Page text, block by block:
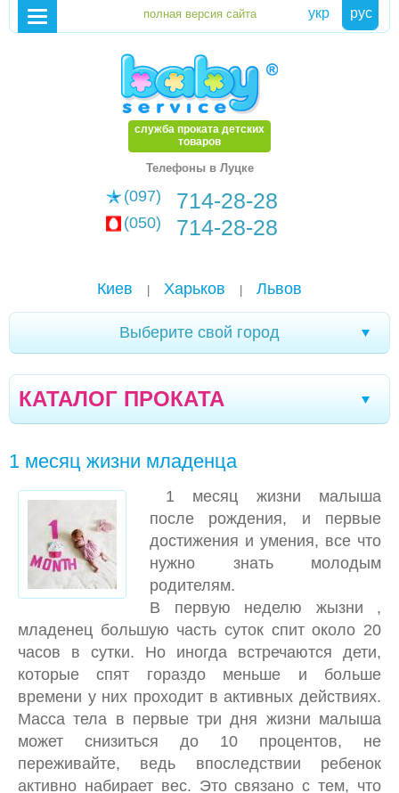
укр рус
служба проката детских
товаров
Телефоны в Луцке
(097) 714-28-28
(050) 714-28-28
Киев Харьков Львов
Выберите свой город
Мариуполь Белая Церковь Александрия
Тернополь | Ивано-Франковск
Трускавец Севастополь | Черновцы |
Кривой Рог | Ялта | Мелитополь |
Кременчуг Кишинев
Кропивницкий | Луганск |
Черкассы | Борисполь | Винница | Сумы |
Днепр Одесса | Николаев | Запорожье |
Житомир | Луцк Вараш Бровары |
Ровно
КАТАЛОГ ПРОКАТА
АВТОКРЕСЛО
КОЛЯСКИ
КРОВАТКА
МОЛОКООТСОСЫ
УКАЧИВАЮЩИЕ ЦЕНТРЫ ДЛЯ МАЛЫШЕЙ
ЭРГОРЮКЗАКИ
ХОДУНКИ, ТОЛКАТЕЛИ
КРОВАТЬ-МАНЕЖИ
МЕДИЦИНСКОЕ ОБОРУДОВАНИЕ
РАДИОНЯНЯ/ВИДЕОНЯНЯ
1 месяц жизни младенца
1 месяц жизни малыша
после рождения, и первые
достижения и умения, все что
нужно знать молодым
родителям.
В первую неделю жызни ,
младенец большую часть суток спит около 20
часов в сутки. Но иногда встречаются дети,
которые спят гораздо меньше и больше
времени у них проходит в активных действиях.
Масса тела в первые три дня жизни малыша
может снизиться до 10 процентов, не
переживайте, ведь впоследствии ребенок
активно набирает вес. Это связано с тем, что